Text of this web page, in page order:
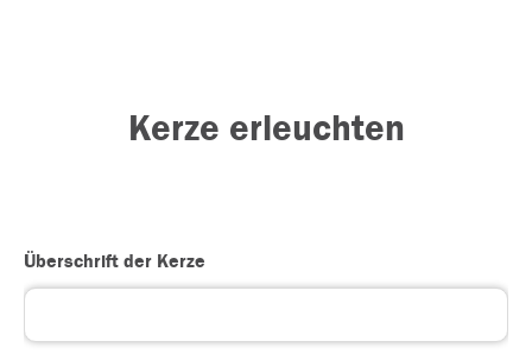
Kerze erleuchten
Überschrift der Kerze